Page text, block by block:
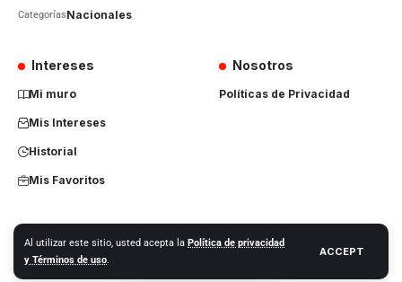
Al utilizar este sitio, usted acepta la Política de privacidad
y Términos de uso.
ACCEPT
CategoríasNacionales
Intereses
Mi muro
Mis Intereses
Historial
Mis Favoritos
Nosotros
Políticas de Privacidad